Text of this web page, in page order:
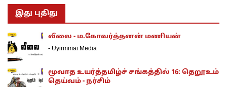
இது புதிது
லீலை - ம.கோவர்த்தனன் மணியன்
- Uyirmmai Media
மூவாத உயர்த்தமிழ்ச் சங்கத்தில் 16: தெறூஉம்
தெய்வம் - நர்சிம்